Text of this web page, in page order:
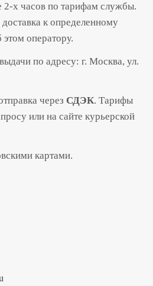
2-х часов по тарифам службы.
к определенному
оператору.
по адресу: г. Москва, ул.
через СДЭК. Тарифы
или на сайте курьерской
картами.